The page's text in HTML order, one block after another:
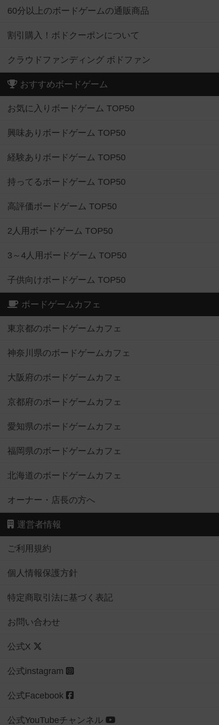
60分以上のボードゲームの通販商品
割引購入！ボドクーポンについて
クラウドファンディング ボドファン
おすすめボードゲーム
お気に入りボードゲーム TOP50
興味ありボードゲーム TOP50
経験ありボードゲーム TOP50
持ってるボードゲーム TOP50
高評価ボードゲーム TOP50
2人用ボードゲーム TOP50
3～4人用ボードゲーム TOP50
子供向けボードゲーム TOP50
ボードゲームカフェ
東京都のボードゲームカフェ
神奈川県のボードゲームカフェ
大阪府のボードゲームカフェ
京都府のボードゲームカフェ
愛知県のボードゲームカフェ
福岡県のボードゲームカフェ
北海道のボードゲームカフェ
オーナー・店長の方へ
運営者情報
ご利用規約
個人情報保護方針
特定商取引法に基づく表記
お問い合わせ
公式X
公式instagram
公式Facebook
公式YouTubeチャンネル